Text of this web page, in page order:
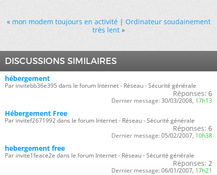
« mon modem toujours en activité|Ordinateur soudainement
très lent »
DISCUSSIONS SIMILAIRES
hébergement
Par invitebb36e395 dans le forum Internet - Réseau - Sécurité générale
Réponses: 6
Dernier message: 30/03/2008, 17h13
Hébergement Free
Par invitef2671992 dans le forum Internet - Réseau - Sécurité générale
Réponses: 6
Dernier message: 05/02/2007, 10h38
hebergement free
Par invite1feace2e dans le forum Internet - Réseau - Sécurité générale
Réponses: 2
Dernier message: 06/01/2007, 17h21